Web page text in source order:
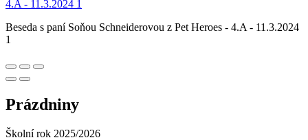
Beseda s paní Soňou Schneiderovou z Pet Heroes - 4.A - 11.3.2024
1
Prázdniny
Školní rok 2025/2026